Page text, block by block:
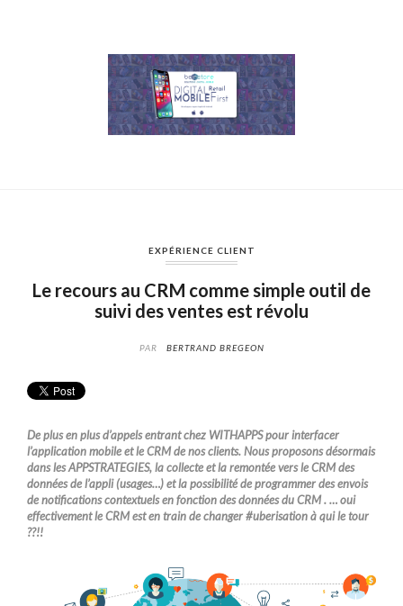
EXPÉRIENCE CLIENT
Le recours au CRM comme simple outil de
suivi des ventes est révolu
PAR BERTRAND BREGEON
De plus en plus d’appels entrant chez WITHAPPS pour interfacer
l’application mobile et le CRM de nos clients. Nous proposons désormais
dans les APPSTRATEGIES, la collecte et la remontée vers le CRM des
données de l’appli (usages…) et la possibilité de programmer des envois
de notifications contextuels en fonction des données du CRM . … oui
effectivement le CRM est en train de changer #uberisation à qui le tour
??!!